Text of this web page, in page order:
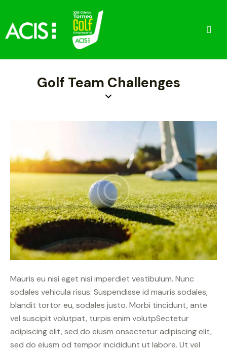
Golf Team Challenges
Mauris eu nisi eget nisi imperdiet vestibulum. Nunc
sodales vehicula risus. Suspendisse id mauris sodales,
blandit tortor eu, sodales justo. Morbi tincidunt, ante
vel suscipit volutpat, turpis enim volutpSectetur
adipiscing elit, sed do eiusm onsectetur adipiscing elit,
sed do eiusm od tempor incididunt ut labore. Ut vel